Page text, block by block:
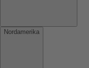
Nordamerika